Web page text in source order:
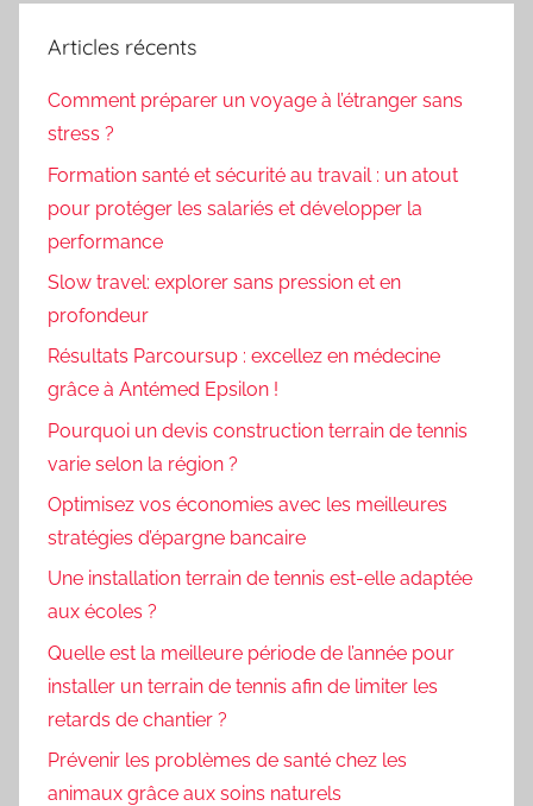
Articles récents
Comment préparer un voyage à l’étranger sans
stress ?
Formation santé et sécurité au travail : un atout
pour protéger les salariés et développer la
performance
Slow travel: explorer sans pression et en
profondeur
Résultats Parcoursup : excellez en médecine
grâce à Antémed Epsilon !
Pourquoi un devis construction terrain de tennis
varie selon la région ?
Optimisez vos économies avec les meilleures
stratégies d’épargne bancaire
Une installation terrain de tennis est-elle adaptée
aux écoles ?
Quelle est la meilleure période de l’année pour
installer un terrain de tennis afin de limiter les
retards de chantier ?
Prévenir les problèmes de santé chez les
animaux grâce aux soins naturels